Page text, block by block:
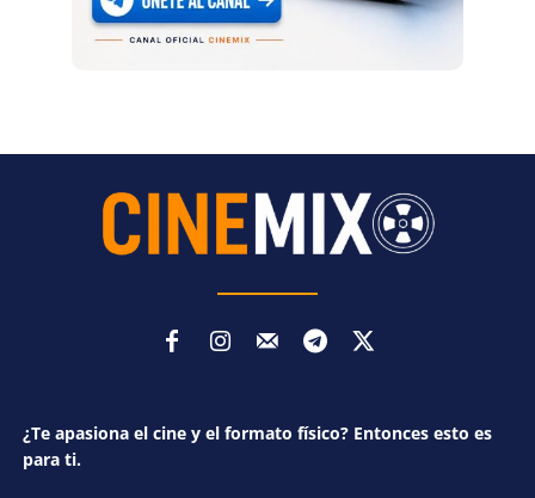
¿Te apasiona el cine y el formato físico? Entonces esto es
para ti.